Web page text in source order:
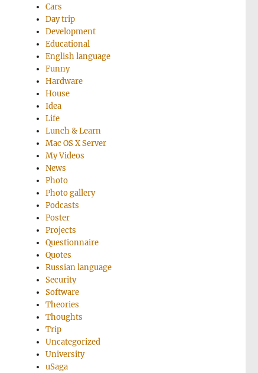
Cars
Day trip
Development
Educational
English language
Funny
Hardware
House
Idea
Life
Lunch & Learn
Mac OS X Server
My Videos
News
Photo
Photo gallery
Podcasts
Poster
Projects
Questionnaire
Quotes
Russian language
Security
Software
Theories
Thoughts
Trip
Uncategorized
University
uSaga